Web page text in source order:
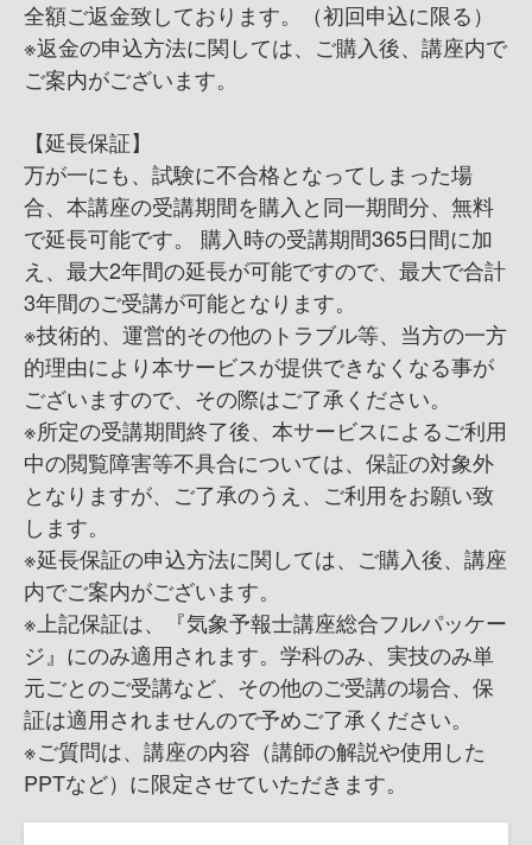
全額ご返金致しております。（初回申込に限る）
※返金の申込方法に関しては、ご購入後、講座内で
ご案内がございます。
【延長保証】
万が一にも、試験に不合格となってしまった場
合、 本講座の受講期間を購入と同一期間分、無料
で延長可能です。 購入時の受講期間365日間に加
え、最大2年間の延長が可能ですので、最大で合計
3年間のご受講が可能となります。
※技術的、運営的その他のトラブル等、当方の一方
的理由により本サービスが提供できなくなる事が
ございますので、その際はご了承ください。
※所定の受講期間終了後、本サービスによるご利用
中の閲覧障害等不具合については、保証の対象外
となりますが、ご了承のうえ、ご利用をお願い致
します。
※延長保証の申込方法に関しては、ご購入後、講座
内でご案内がございます。
※上記保証は、『気象予報士講座総合フルパッケー
ジ』にのみ適用されます。学科のみ、実技のみ単
元ごとのご受講など、その他のご受講の場合、保
証は適用されませんので予めご了承ください。
※ご質問は、講座の内容（講師の解説や使用した
PPTなど）に限定させていただきます。